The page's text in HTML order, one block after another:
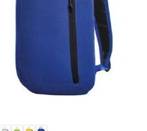
worden
productpagina